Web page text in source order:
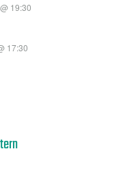
19:30
17:30